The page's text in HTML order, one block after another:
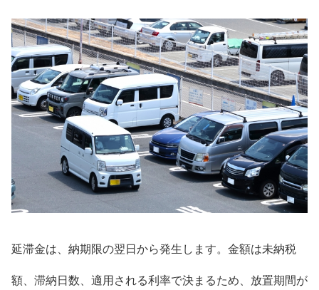
延滞金は、納期限の翌日から発生します。金額は未納税
額、滞納日数、適用される利率で決まるため、放置期間が